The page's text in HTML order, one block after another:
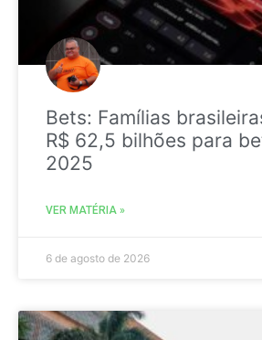
Bets: Famílias
R$ 62,5 bilhões para
2025
VER MATÉRIA »
6 de agosto de 2026